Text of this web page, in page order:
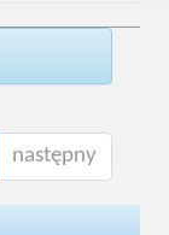
następny